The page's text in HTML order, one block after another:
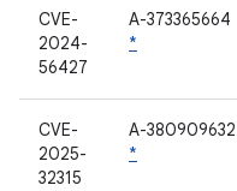
CVE-
2024-
56427
A-373365664
*
CVE-
2025-
32315
A-380909632
*